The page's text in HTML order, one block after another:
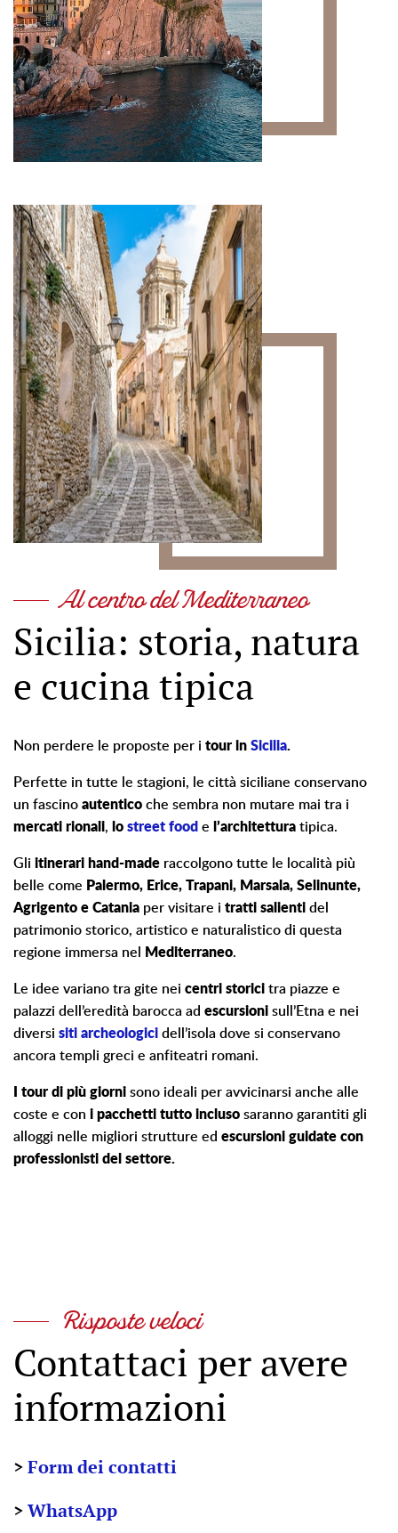
Al centro del Mediterraneo
Sicilia: storia, natura
e cucina tipica
Non perdere le proposte per i tour in Sicilia.
Perfette in tutte le stagioni, le città siciliane conservano
un fascino autentico che sembra non mutare mai tra i
mercati rionali, lo street food e l’architettura tipica.
Gli itinerari hand-made raccolgono tutte le località più
belle come Palermo, Erice, Trapani, Marsala, Selinunte,
Agrigento e Catania per visitare i tratti salienti del
patrimonio storico, artistico e naturalistico di questa
regione immersa nel
Mediterraneo.
Le idee variano tra gite nei centri storici tra piazze e
palazzi dell’eredità barocca ad escursioni sull’Etna e nei
diversi siti archeologici dell’isola dove si conservano
ancora templi greci e anfiteatri romani.
I tour di più giorni sono ideali per avvicinarsi anche alle
coste e con i pacchetti tutto incluso saranno garantiti gli
alloggi nelle migliori strutture ed escursioni guidate con
professionisti del settore.
Risposte veloci
Contattaci per avere
informazioni
>Form dei contatti
>WhatsApp